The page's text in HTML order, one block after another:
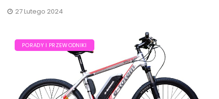
27 Lutego 2024
PORADY I PRZEWODNIKI